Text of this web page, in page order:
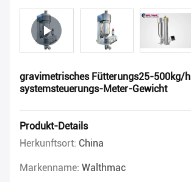
gravimetrisches Fütterungs25-500kg/h
systemsteuerungs-Meter-Gewicht
Produkt-Details
Herkunftsort: China
Markenname: Walthmac